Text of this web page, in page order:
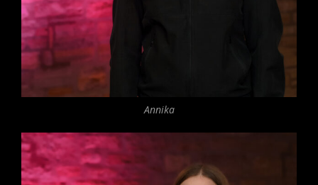
Annika